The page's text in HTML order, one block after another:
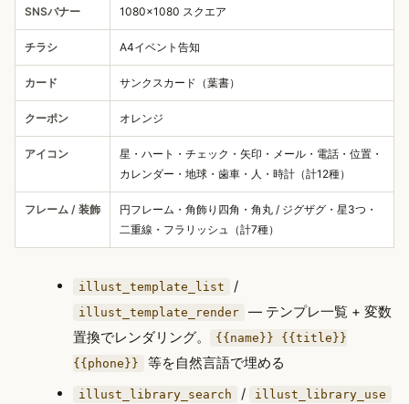
SNSバナー 1080×1080 スクエア
チラシ A4イベント告知
カード サンクスカード（葉書）
クーポン オレンジ
アイコン
星・ハート・チェック・矢印・メール・電話・位置・
カレンダー・地球・歯車・人・時計（計12種）
フレーム / 装飾
円フレーム・角飾り四角・角丸 / ジグザグ・星3つ・
二重線・フラリッシュ（計7種）
illust_template_list /
illust_template_render
— テンプレ一覧 + 変数
置換でレンダリング。
{{name}} {{title}}
{{phone}}
等を自然言語で埋める
illust_library_search / illust_library_use